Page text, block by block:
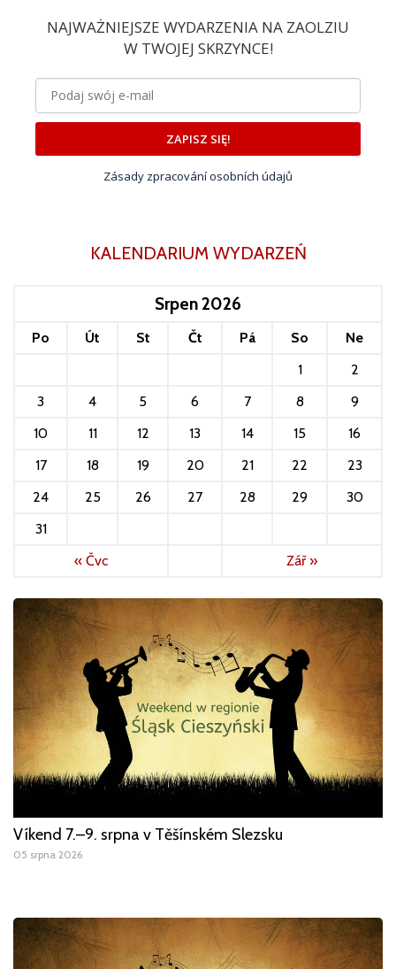
NAJWAŻNIEJSZE WYDARZENIA NA ZAOLZIU
W TWOJEJ SKRZYNCE!
ZAPISZ SIĘ!
Zásady zpracování osobních údajů
KALENDARIUM WYDARZEŃ
Srpen 2026
Po Út St Čt Pá So
Ne
1
2
3
4 5 6 7 8
9
10
11 12 13 14 15
16
17
18 19 20 21 22
23
24
25 26 27 28 29
30
31
« Čvc
Zář »
Víkend 7.–9. srpna v Těšínském Slezsku
05 srpna 2026